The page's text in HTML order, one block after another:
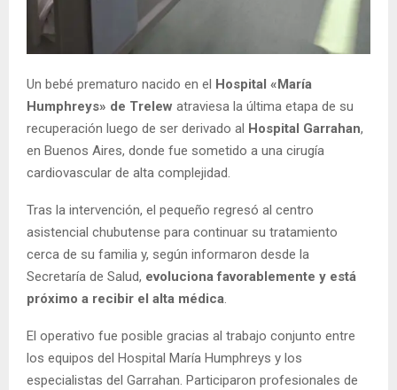
Un bebé prematuro nacido en el Hospital «María
Humphreys» de Trelew atraviesa la última etapa de su
recuperación luego de ser derivado al Hospital Garrahan,
en Buenos Aires, donde fue sometido a una cirugía
cardiovascular de alta complejidad.
Tras la intervención, el pequeño regresó al centro
asistencial chubutense para continuar su tratamiento
cerca de su familia y, según informaron desde la
Secretaría de Salud, evoluciona favorablemente y está
próximo a recibir el alta médica.
El operativo fue posible gracias al trabajo conjunto entre
los equipos del Hospital María Humphreys y los
especialistas del Garrahan. Participaron profesionales de